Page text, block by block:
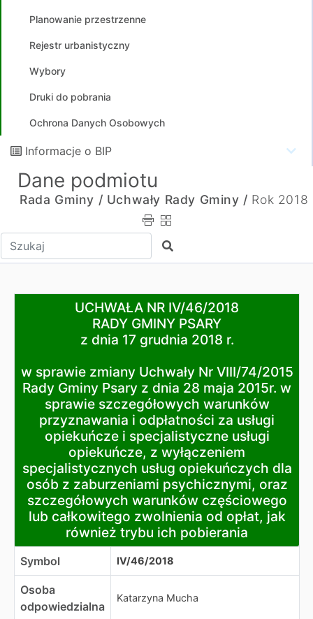
Planowanie przestrzenne
Rejestr urbanistyczny
Wybory
Druki do pobrania
Ochrona Danych Osobowych
Informacje o BIP
Dane podmiotu
Rada Gminy / Uchwały Rady Gminy / Rok 2018
Wpisz tekst do wyszukania Szukaj
UCHWAŁA NR IV/46/2018
RADY GMINY PSARY
z dnia 17 grudnia 2018 r.
w sprawie zmiany Uchwały Nr VIII/74/2015 Rady
UCHWAŁA NR IV/46/2018
RADY GMINY PSARY
z dnia 17 grudnia 2018 r.
w sprawie zmiany Uchwały Nr VIII/74/2015
Rady Gminy Psary z dnia 28 maja 2015r. w
sprawie szczegółowych warunków
przyznawania i odpłatności za usługi
opiekuńcze i specjalistyczne usługi
opiekuńcze, z wyłączeniem
specjalistycznych usług opiekuńczych dla
osób z zaburzeniami psychicznymi, oraz
szczegółowych warunków częściowego
lub całkowitego zwolnienia od opłat, jak
również trybu ich pobierania
Symbol IV/46/2018
Osoba
odpowiedzialna
Katarzyna Mucha